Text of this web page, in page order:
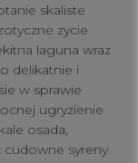
skaliste
zycie
laguna wraz
delikatnie i
w sprawie
ugryzienie
osada,
syreny.